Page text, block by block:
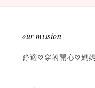
𝑜𝑢𝑟 𝑚𝑖𝑠𝑠𝑖𝑜𝑛
舒適♡穿的開心♡媽